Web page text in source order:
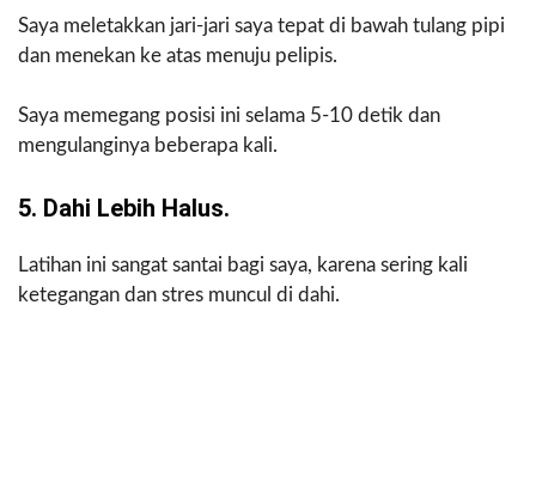
Saya meletakkan jari-jari saya tepat di bawah tulang pipi
dan menekan ke atas menuju pelipis.
Saya memegang posisi ini selama 5-10 detik dan
mengulanginya beberapa kali.
5. Dahi Lebih Halus.
Latihan ini sangat santai bagi saya, karena sering kali
ketegangan dan stres muncul di dahi.